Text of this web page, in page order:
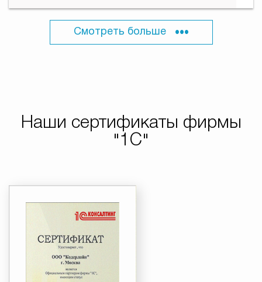
Смотреть больше •••
Наши сертификаты фирмы
"1С"